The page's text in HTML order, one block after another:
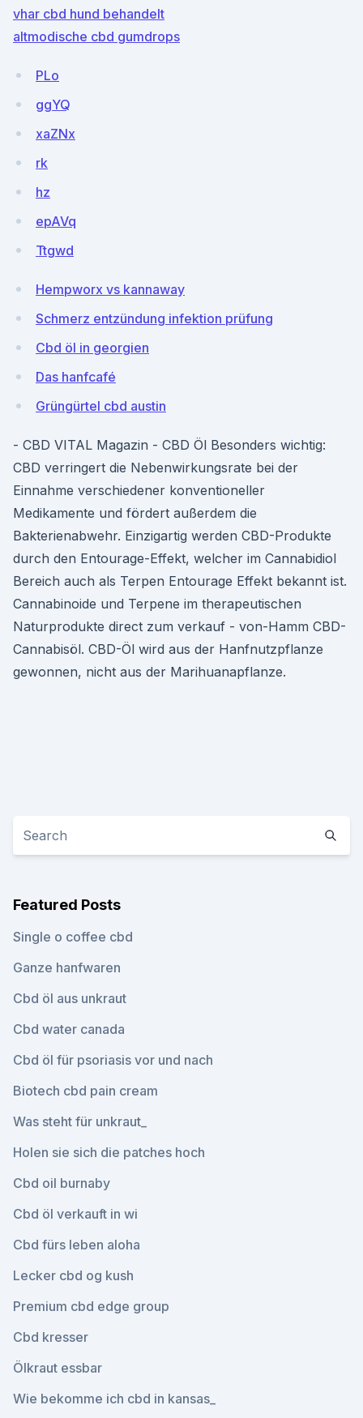
vhar cbd hund behandelt
altmodische cbd gumdrops
PLo
ggYQ
xaZNx
rk
hz
epAVq
Ttgwd
Hempworx vs kannaway
Schmerz entzündung infektion prüfung
Cbd öl in georgien
Das hanfcafé
Grüngürtel cbd austin
- CBD VITAL Magazin - CBD Öl Besonders wichtig:
CBD verringert die Nebenwirkungsrate bei der
Einnahme verschiedener konventioneller
Medikamente und fördert außerdem die
Bakterienabwehr. Einzigartig werden CBD-Produkte
durch den Entourage-Effekt, welcher im Cannabidiol
Bereich auch als Terpen Entourage Effekt bekannt ist.
Cannabinoide und Terpene im therapeutischen
Naturprodukte direct zum verkauf - von-Hamm CBD-
Cannabisöl. CBD-Öl wird aus der Hanfnutzpflanze
gewonnen, nicht aus der Marihuanapflanze.
Featured Posts
Single o coffee cbd
Ganze hanfwaren
Cbd öl aus unkraut
Cbd water canada
Cbd öl für psoriasis vor und nach
Biotech cbd pain cream
Was steht für unkraut_
Holen sie sich die patches hoch
Cbd oil burnaby
Cbd öl verkauft in wi
Cbd fürs leben aloha
Lecker cbd og kush
Premium cbd edge group
Cbd kresser
Ölkraut essbar
Wie bekomme ich cbd in kansas_